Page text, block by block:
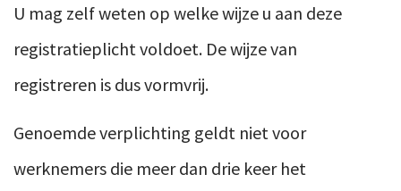
U mag zelf weten op welke wijze u aan deze
registratieplicht voldoet. De wijze van
registreren is dus vormvrij.
Genoemde verplichting geldt niet voor
werknemers die meer dan drie keer het